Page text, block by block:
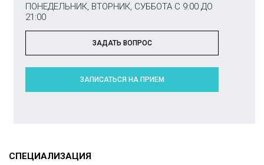
ПОНЕДЕЛЬНИК, ВТОРНИК, СУББОТА С 9:00 ДО
21:00
ЗАДАТЬ ВОПРОС
ЗАПИСАТЬСЯ НА ПРИЕМ
СПЕЦИАЛИЗАЦИЯ